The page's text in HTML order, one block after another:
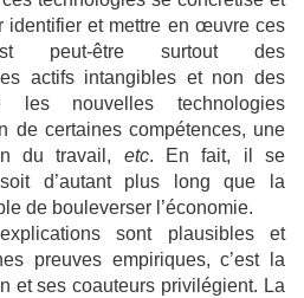
identifier et mettre en œuvre ces
peut-être surtout des
actifs intangibles et non des
les nouvelles technologies
de certaines compétences, une
du travail, etc. En fait, il se
d’autant plus long que la
de bouleverser l’économie.
sont plausibles et
preuves empiriques, c’est la
et ses coauteurs privilégient. La